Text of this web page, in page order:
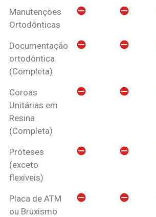
Manutenções
Ortodônticas
Documentação
ortodôntica
(Completa)
Coroas
Unitárias em
Resina
(Completa)
Próteses
(exceto
flexíveis)
Placa de ATM
ou Bruxismo